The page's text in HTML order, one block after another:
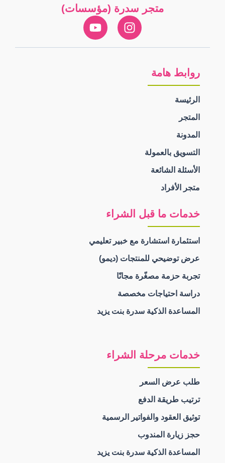
متجر سدرة (مؤسسات)
روابط هامة
الرئيسة
المتجر
المدونة
التسويق بالعمولة
الأسئلة الشائعة
متجر الأفراد
خدمات ما قبل الشراء
استئمارة استشارة مع خبير تعليمي
عرض توضيحي للمنتجات (ديمو)
تجربة حزمة مصغّرة مجانًا
دراسة احتياجات مخصصة
المساعدة الذكية سدرة بنت يزيد
خدمات مرحلة الشراء
طلب عرض السعر
ترتيب طريقة الدفع
توثيق العقود والفواتير الرسمية
حجز زيارة المندوب
المساعدة الذكية سدرة بنت يزيد